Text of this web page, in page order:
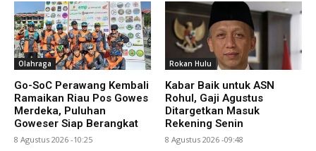
Olahraga
Go-SoC Perawang Kembali
Ramaikan Riau Pos Gowes
Merdeka, Puluhan
Goweser Siap Berangkat
8 Agustus 2026 -10:25
Rokan Hulu
Kabar Baik untuk ASN
Rohul, Gaji Agustus
Ditargetkan Masuk
Rekening Senin
8 Agustus 2026 -09:48